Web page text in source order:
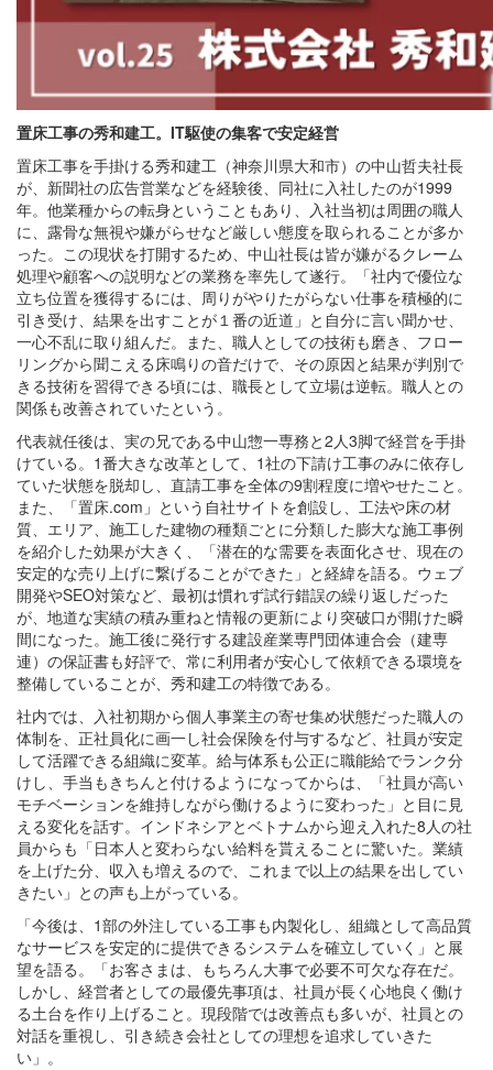
置床工事の秀和建工。IT駆使の集客で安定経営
置床工事を手掛ける秀和建工（神奈川県大和市）の中山哲夫社長
が、新聞社の広告営業などを経験後、同社に入社したのが1999
年。他業種からの転身ということもあり、入社当初は周囲の職人
に、露骨な無視や嫌がらせなど厳しい態度を取られることが多か
った。この現状を打開するため、中山社長は皆が嫌がるクレーム
処理や顧客への説明などの業務を率先して遂行。「社内で優位な
立ち位置を獲得するには、周りがやりたがらない仕事を積極的に
引き受け、結果を出すことが１番の近道」と自分に言い聞かせ、
一心不乱に取り組んだ。また、職人としての技術も磨き、フロー
リングから聞こえる床鳴りの音だけで、その原因と結果が判別で
きる技術を習得できる頃には、職長として立場は逆転。職人との
関係も改善されていたという。
代表就任後は、実の兄である中山惣一専務と2人3脚で経営を手掛
けている。1番大きな改革として、1社の下請け工事のみに依存し
ていた状態を脱却し、直請工事を全体の9割程度に増やせたこと。
また、「置床.com」という自社サイトを創設し、工法や床の材
質、エリア、施工した建物の種類ごとに分類した膨大な施工事例
を紹介した効果が大きく、「潜在的な需要を表面化させ、現在の
安定的な売り上げに繋げることができた」と経緯を語る。ウェブ
開発やSEO対策など、最初は慣れず試行錯誤の繰り返しだった
が、地道な実績の積み重ねと情報の更新により突破口が開けた瞬
間になった。施工後に発行する建設産業専門団体連合会（建専
連）の保証書も好評で、常に利用者が安心して依頼できる環境を
整備していることが、秀和建工の特徴である。
社内では、入社初期から個人事業主の寄せ集め状態だった職人の
体制を、正社員化に画一し社会保険を付与するなど、社員が安定
して活躍できる組織に変革。給与体系も公正に職能給でランク分
けし、手当もきちんと付けるようになってからは、「社員が高い
モチベーションを維持しながら働けるように変わった」と目に見
える変化を話す。インドネシアとベトナムから迎え入れた8人の社
員からも「日本人と変わらない給料を貰えることに驚いた。業績
を上げた分、収入も増えるので、これまで以上の結果を出してい
きたい」との声も上がっている。
「今後は、1部の外注している工事も内製化し、組織として高品質
なサービスを安定的に提供できるシステムを確立していく」と展
望を語る。「お客さまは、もちろん大事で必要不可欠な存在だ。
しかし、経営者としての最優先事項は、社員が長く心地良く働け
る土台を作り上げること。現段階では改善点も多いが、社員との
対話を重視し、引き続き会社としての理想を追求していきた
い」。